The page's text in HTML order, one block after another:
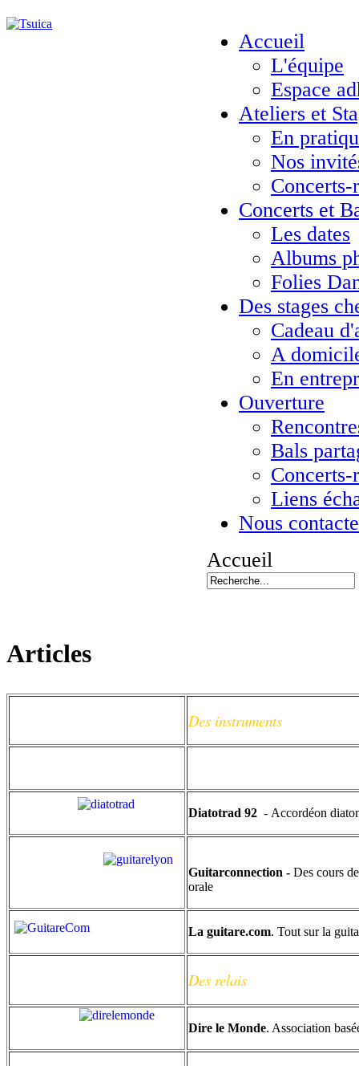
Accueil
L'équipe
Espace
Ateliers et
En
Nos
Concerts-
Concerts et
Les dates
Albums
Folies
Des stages
Cadeau
A
En
Ouverture
Bals
Concerts-
Liens
Nous
Accueil
Articles
Des instruments
Diatotrad 92 - Accordéon
Guitarconnection - Des cours
orale
La guitare.com. Tout sur la
Des relais
Dire le Monde. Association